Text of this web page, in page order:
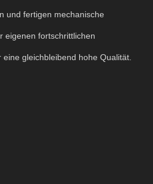
und fertigen mechanische
eigenen fortschrittlichen
gleichbleibend hohe Qualität.